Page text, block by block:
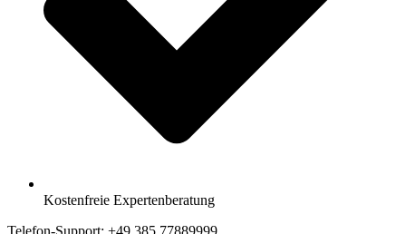
Kostenfreie Expertenberatung
Telefon-Support: +49 385 77889999